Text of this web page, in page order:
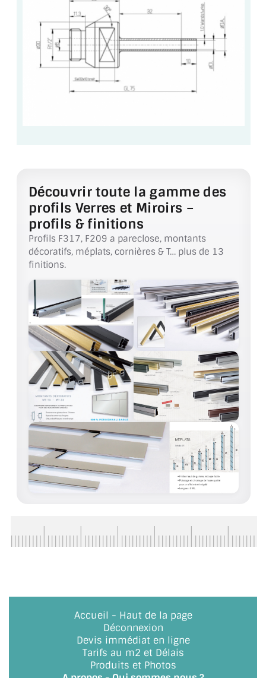
PORTE EN VERRE
GARDE CORPS EN VERRE
VERRIÈRE TYPE ATELIER
VERRES TEXTURÉS
CATALOGUE DE PROFILS ET FIXATION DU
VERRE
LES FIXATIONS POUR MIROIR
LES PROFILS PAROI DE VERRE
VITRINE EN VERRE
CONNECTEURS ET ASSEMBLAGE DE VERRES
PLATS ET CORNIÈRES
LES CHARNIÈRES DE PORTE EN VERRE
BOUTONS ET POIGNÉES
BARRES DE STABILISATION
JOINTS D'ÉTANCHÉITÉS
FIXATION GARDES CORPS
LE CATALOGUE ACCESSOIRES
EXEMPLES, RÉALISATIONS, INSPIRATIONS
NUANCIER RAL
COMMENT COUPER DU VERRE ?
Découvrir toute la gamme des
profils Verres et Miroirs –
profils & finitions
Profils F317, F209 a pareclose, montants
décoratifs, méplats, cornières & T… plus de 13
finitions.
Accueil - Haut de la page
Déconnexion
Devis immédiat en ligne
Tarifs au m2 et Délais
Produits et Photos